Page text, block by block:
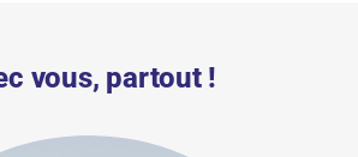
vous, partout !